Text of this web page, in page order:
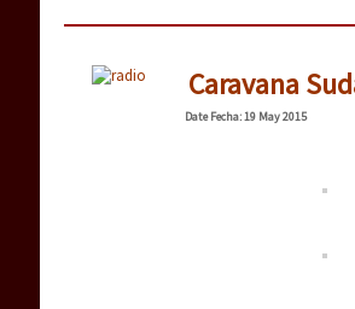
Caravana
DateFecha: 19 May 2015